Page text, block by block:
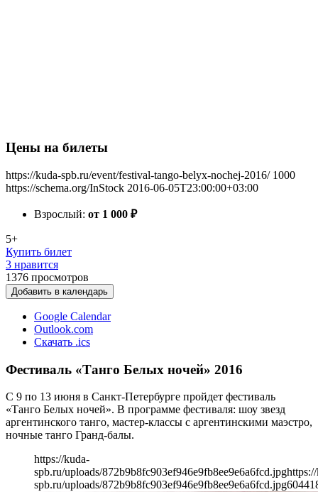
Цены на билеты
https://kuda-spb.ru/event/festival-tango-belyx-nochej-2016/ 1000
https://schema.org/InStock 2016-06-05T23:00:00+03:00
Взрослый: от 1 000 ₽
5+
Купить билет
3 нравится
1376 просмотров
Добавить в календарь
Google Calendar
Outlook.com
Скачать .ics
Фестиваль «Танго Белых ночей» 2016
С 9 по 13 июня в Санкт-Петербурге пройдет фестиваль
«Танго Белых ночей». В программе фестиваля: шоу звезд
аргентинского танго, мастер-классы с аргентинскими маэстро,
ночные танго Гранд-балы.
https://kuda-
spb.ru/uploads/872b9b8fc903ef946e9fb8ee9e6a6fcd.jpg
spb.ru/uploads/872b9b8fc903ef946e9fb8ee9e6a6fcd.jpg604